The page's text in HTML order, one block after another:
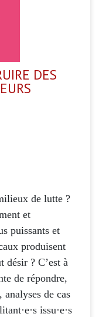
DES
de lutte ?
et
puissants et
produisent
désir ? C’est à
de répondre,
de cas
issu·e·s